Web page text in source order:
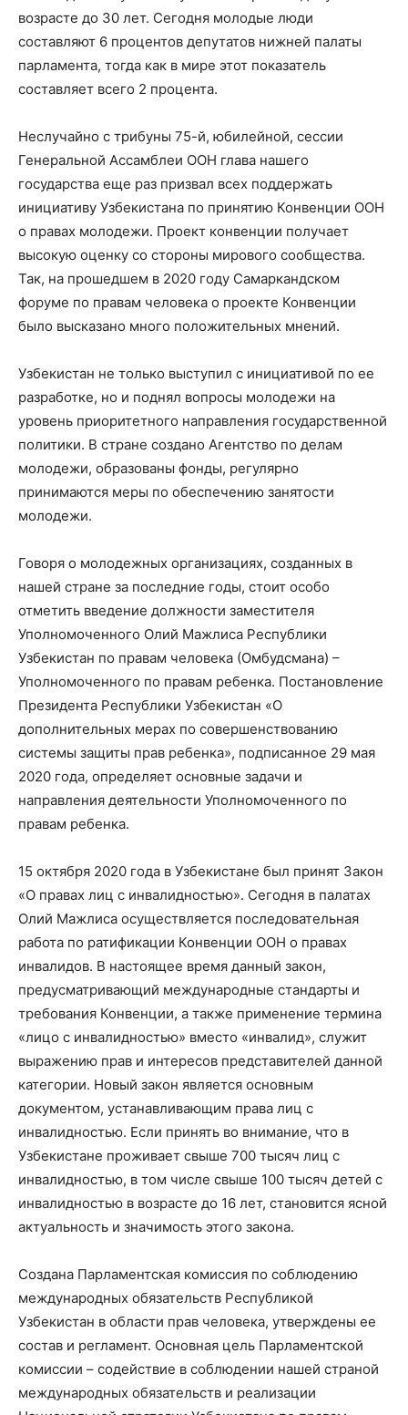
возрасте до 30 лет. Сегодня молодые люди
составляют 6 процентов депутатов нижней палаты
парламента, тогда как в мире этот показатель
составляет всего 2 процента.
Неслучайно с трибуны 75-й, юбилейной, сессии
Генеральной Ассамблеи ООН глава нашего
государства еще раз призвал всех поддержать
инициативу Узбекистана по принятию Конвенции ООН
о правах молодежи. Проект конвенции получает
высокую оценку со стороны мирового сообщества.
Так, на прошедшем в 2020 году Самаркандском
форуме по правам человека о проекте Конвенции
было высказано много положительных мнений.
Узбекистан не только выступил с инициативой по ее
разработке, но и поднял вопросы молодежи на
уровень приоритетного направления государственной
политики. В стране создано Агентство по делам
молодежи, образованы фонды, регулярно
принимаются меры по обеспечению занятости
молодежи.
Говоря о молодежных организациях, созданных в
нашей стране за последние годы, стоит особо
отметить введение должности заместителя
Уполномоченного Олий Мажлиса Республики
Узбекистан по правам человека (Омбудсмана) –
Уполномоченного по правам ребенка. Постановление
Президента Республики Узбекистан «О
дополнительных мерах по совершенствованию
системы защиты прав ребенка», подписанное 29 мая
2020 года, определяет основные задачи и
направления деятельности Уполномоченного по
правам ребенка.
15 октября 2020 года в Узбекистане был принят Закон
«О правах лиц с инвалидностью». Сегодня в палатах
Олий Мажлиса осуществляется последовательная
работа по ратификации Конвенции ООН о правах
инвалидов. В настоящее время данный закон,
предусматривающий международные стандарты и
требования Конвенции, а также применение термина
«лицо с инвалидностью» вместо «инвалид», служит
выражению прав и интересов представителей данной
категории. Новый закон является основным
документом, устанавливающим права лиц с
инвалидностью. Если принять во внимание, что в
Узбекистане проживает свыше 700 тысяч лиц с
инвалидностью, в том числе свыше 100 тысяч детей с
инвалидностью в возрасте до 16 лет, становится ясной
актуальность и значимость этого закона.
Создана Парламентская комиссия по соблюдению
международных обязательств Республикой
Узбекистан в области прав человека, утверждены ее
состав и регламент. Основная цель Парламентской
комиссии – содействие в соблюдении нашей страной
международных обязательств и реализации